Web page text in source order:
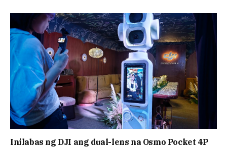
Inilabas ng DJI ang dual-lens na Osmo Pocket 4P